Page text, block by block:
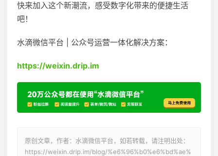
快来加入这个新潮流，感受数字化带来的便捷生活
吧！
水滴微信平台 | 公众号运营一体化解决方案：
https://weixin.drip.im
原创文章，作者：水滴微信平台，如若转载，请注明出处：
https://weixin.drip.im/blog/%e6%96%b0%e6%bd%ae%